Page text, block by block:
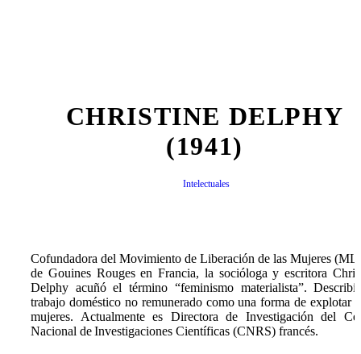
CHRISTINE DELPHY
(1941)
Intelectuales
Cofundadora del Movimiento de Liberación de las Mujeres
de Gouines Rouges en Francia, la socióloga y escritora
Delphy acuñó el término “feminismo materialista”.
trabajo doméstico no remunerado como una forma de explotar
mujeres. Actualmente es Directora de Investigación del
Nacional de Investigaciones Científicas (CNRS) francés.